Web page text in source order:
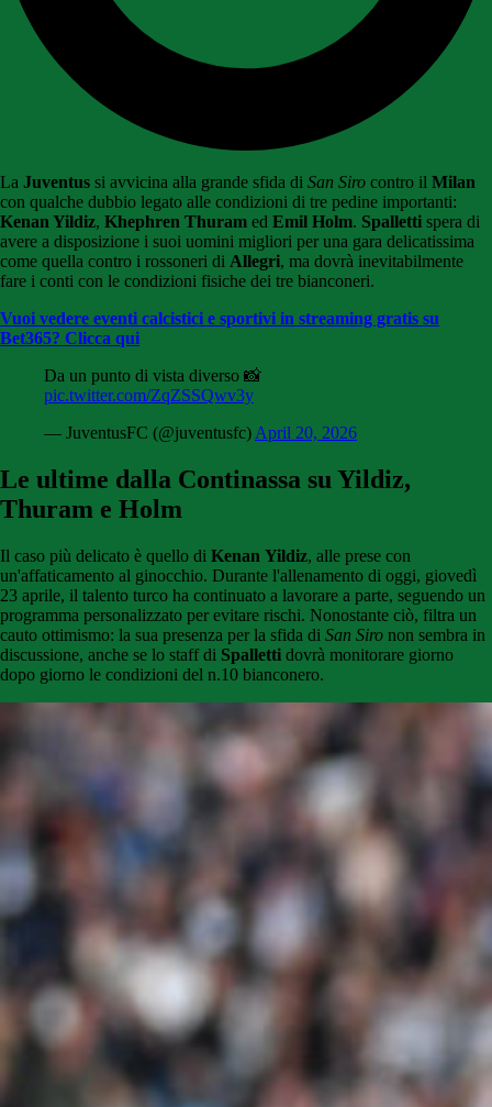
La Juventus si avvicina alla grande sfida di San Siro contro il Milan
con qualche dubbio legato alle condizioni di tre pedine importanti:
Kenan Yildiz, Khephren Thuram ed Emil Holm. Spalletti spera di
avere a disposizione i suoi uomini migliori per una gara delicatissima
come quella contro i rossoneri di Allegri, ma dovrà inevitabilmente
fare i conti con le condizioni fisiche dei tre bianconeri.
Vuoi vedere eventi calcistici e sportivi in streaming gratis su
Bet365? Clicca qui
Da un punto di vista diverso 📸
pic.twitter.com/ZqZSSQwv3y
— JuventusFC (@juventusfc)April 20, 2026
Le ultime dalla Continassa su Yildiz,
Thuram e Holm
Il caso più delicato è quello di Kenan Yildiz, alle prese con
un'affaticamento al ginocchio. Durante l'allenamento di oggi, giovedì
23 aprile, il talento turco ha continuato a lavorare a parte, seguendo un
programma personalizzato per evitare rischi. Nonostante ciò, filtra un
cauto ottimismo: la sua presenza per la sfida di San Siro non sembra in
discussione, anche se lo staff di Spalletti dovrà monitorare giorno
dopo giorno le condizioni del n.10 bianconero.